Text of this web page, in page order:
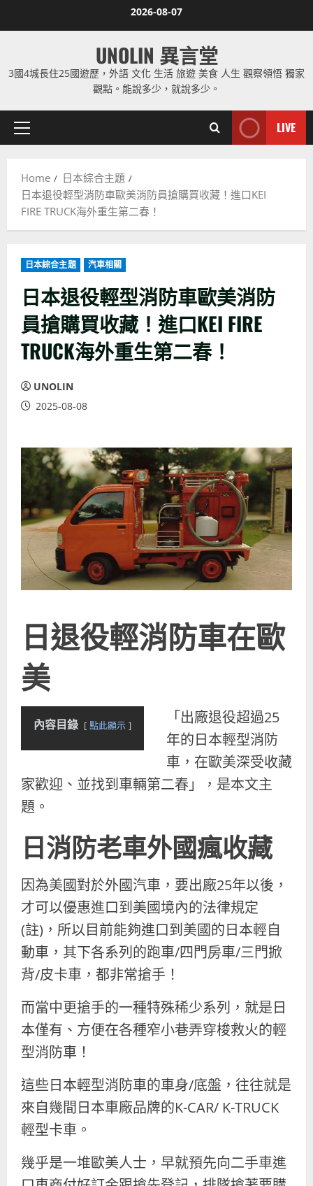
2026-08-07
UNOLIN 異言堂
3國4城長住25國遊歷，外語 文化 生活 旅遊 美食 人生 觀察領悟 獨家
觀點。能說多少，就說多少。
Primary
LIVE
Home
日本綜合主題
日本退役輕型消防車歐美消防員搶購買收藏！進口KEI
FIRE TRUCK海外重生第二春！
日本綜合主題 汽車相關
日本退役輕型消防車歐美消防
員搶購買收藏！進口KEI FIRE
TRUCK海外重生第二春！
UNOLIN
2025-08-08
日退役輕消防車在歐
美
內容目錄 點此顯示
「出廠退役超過25
年的日本輕型消防
車，在歐美深受收藏
家歡迎、並找到車輛第二春」，是本文主
題。
日消防老車外國瘋收藏
因為美國對於外國汽車，要出廠25年以後，
才可以優惠進口到美國境內的法律規定
(註)，所以目前能夠進口到美國的日本輕自
動車，其下各系列的跑車/四門房車/三門掀
背/皮卡車，都非常搶手！
而當中更搶手的一種特殊稀少系列，就是日
本僅有、方便在各種窄小巷弄穿梭救火的輕
型消防車！
這些日本輕型消防車的車身/底盤，往往就是
來自幾間日本車廠品牌的K-CAR/ K-TRUCK
輕型卡車。
幾乎是一堆歐美人士，早就預先向二手車進